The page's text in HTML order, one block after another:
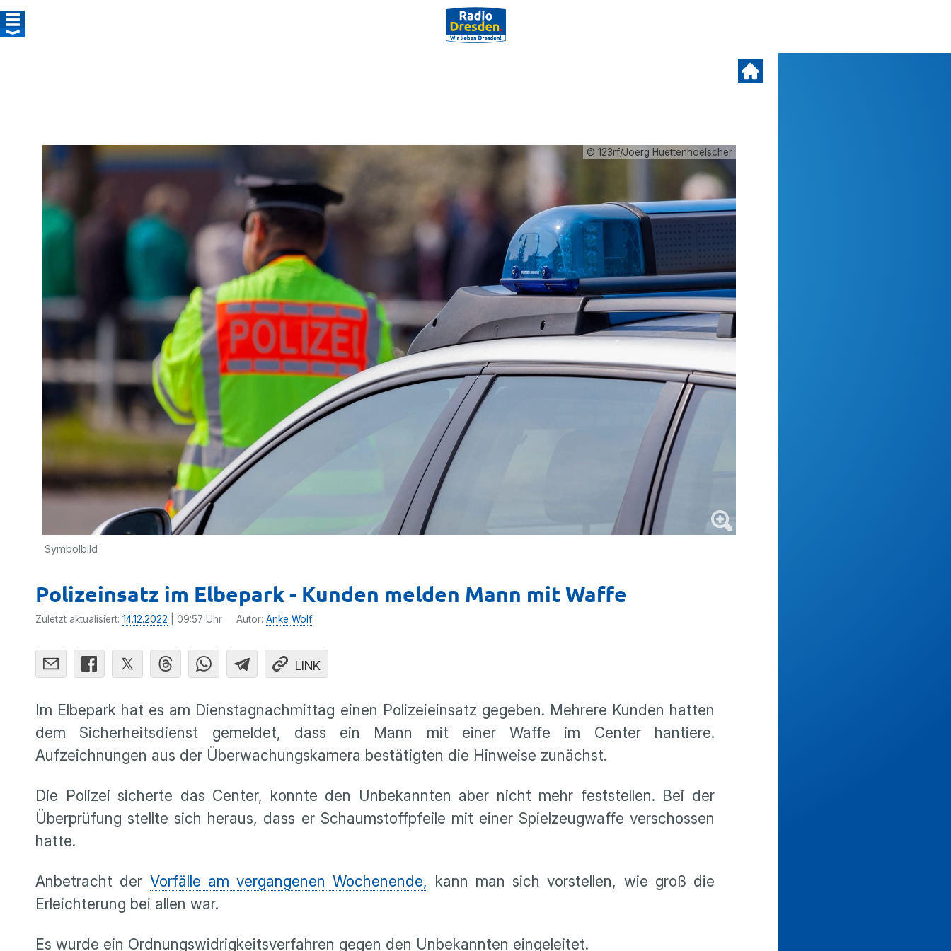
© 123rf/Joerg Huettenhoelscher
Symbolbild
Polizeinsatz im Elbepark - Kunden melden Mann mit Waffe
Zuletzt aktualisiert: 14.12.2022 | 09:57 Uhr Autor: Anke Wolf
LINK
Im Elbepark hat es am Dienstagnachmittag einen Polizeieinsatz gegeben. Mehrere Kunden hatten
dem Sicherheitsdienst gemeldet, dass ein Mann mit einer Waffe im Center hantiere.
Aufzeichnungen aus der Überwachungskamera bestätigten die Hinweise zunächst.
Die Polizei sicherte das Center, konnte den Unbekannten aber nicht mehr feststellen. Bei der
Überprüfung stellte sich heraus, dass er Schaumstoffpfeile mit einer Spielzeugwaffe verschossen
hatte.
Anbetracht der Vorfälle am vergangenen Wochenende, kann man sich vorstellen, wie groß die
Erleichterung bei allen war.
Es wurde ein Ordnungswidrigkeitsverfahren gegen den Unbekannten eingeleitet.